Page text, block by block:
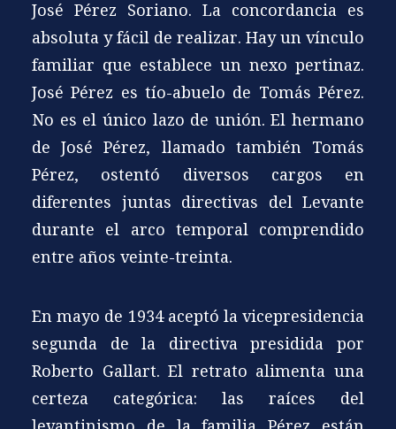
José Pérez Soriano. La concordancia es
absoluta y fácil de realizar. Hay un vínculo
familiar que establece un nexo pertinaz.
José Pérez es tío-abuelo de Tomás Pérez.
No es el único lazo de unión. El hermano
de José Pérez, llamado también Tomás
Pérez, ostentó diversos cargos en
diferentes juntas directivas del Levante
durante el arco temporal comprendido
entre años veinte-treinta.
En mayo de 1934 aceptó la vicepresidencia
segunda de la directiva presidida por
Roberto Gallart. El retrato alimenta una
certeza categórica: las raíces del